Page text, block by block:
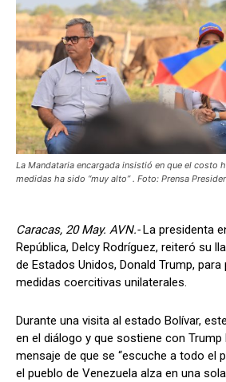
La Mandataria encargada insistió en que el costo
medidas ha sido “muy alto” . Foto: Prensa
Caracas, 20 May. AVN.-La presidenta
República, Delcy Rodríguez, reiteró su
de Estados Unidos, Donald Trump,
medidas coercitivas unilaterales.
Durante una visita al estado Bolívar,
en el diálogo y que sostiene con Trump
mensaje de que se “escuche a todo el
el pueblo de Venezuela alza en una